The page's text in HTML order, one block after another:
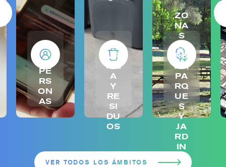
PE
RS
ON
AS
LI
MP
IEZ
A
Y
RE
SI
DU
OS
ZO
NA
S
VE
RD
ES,
PA
RQ
UE
S
Y
JA
RD
IN
ES
VER TODOS LOS ÁMBITOS